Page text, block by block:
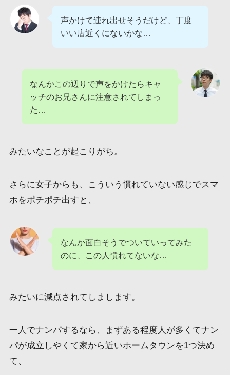
声かけて連れ出せそうだけど、丁度
いい店近くにないかな…
なんかこの辺りで声をかけたらキャ
ッチのお兄さんに注意されてしまっ
た…
みたいなことが起こりがち。
さらに女子からも、こういう慣れていない感じでスマ
ホをポチポチ出すと、
なんか面白そうでついていってみた
のに、この人慣れてないな…
みたいに減点されてしまします。
一人でナンパするなら、まずある程度人が多くてナン
パが成立しやくて家から近いホームタウンを1つ決め
て、